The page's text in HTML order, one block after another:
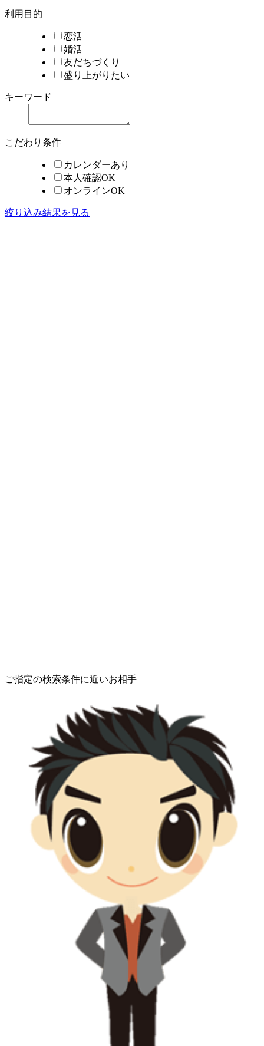
利用目的
恋活
婚活
友だちづくり
盛り上がりたい
キーワード
こだわり条件
カレンダーあり
本人確認OK
オンラインOK
絞り込み結果を見る
ご指定の検索条件に近いお相手